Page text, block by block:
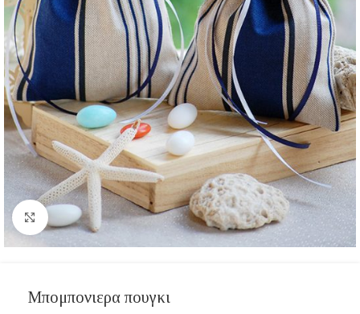
Click to enlarge
Μπομπονιερα πουγκι